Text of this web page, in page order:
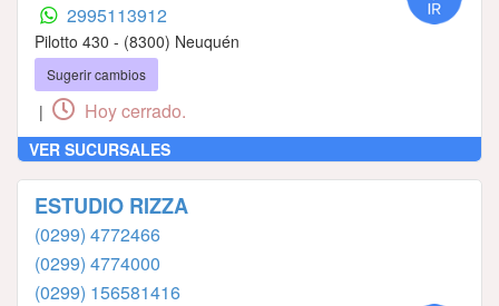
2995113912
Pilotto 430 - (8300) Neuquén
Sugerir cambios
| Hoy cerrado.
VER SUCURSALES
ESTUDIO RIZZA
(0299) 4772466
(0299) 4774000
(0299) 156581416